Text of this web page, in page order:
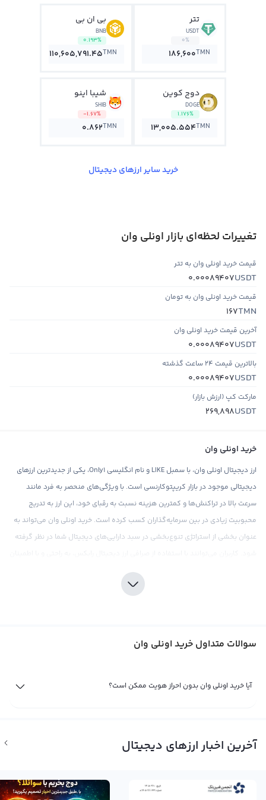
تتر
USDT
0%
186,600TMN
بی ان بی
BNB
0.193%
110,605,791.45TMN
دوج کوین
DOGE
1.176%
13,005.554TMN
شیبا اینو
SHIB
-1.67%
0.862TMN
خرید سایر ارزهای دیجیتال
تغییرات لحظه‌ای بازار اونلی وان
قیمت خرید اونلی وان به تتر
USDT
0.00089407
قیمت خرید اونلی وان به تومان
TMN
167
آخرین قیمت خرید اونلی وان
USDT
0.00089407
بالاترین قیمت ۲۴ ساعت گذشته
USDT
0.00089407
مارکت کپ (ارزش بازار)
USDT
269,898
خرید اونلی وان
ارز دیجیتال اونلی وان، با سمبل LIKE و نام انگلیسی Only1، یکی از جدیدترین ارزهای
دیجیتالی موجود در بازار کریپتوکارنسی است. با ویژگی‌های منحصر به فرد مانند
سرعت بالا در تراکنش‌ها و کمترین هزینه نسبت به رقبای خود، این ارز به تدریج
محبوبیت زیادی در بین سرمایه‌گذاران کسب کرده است. خرید اونلی وان می‌تواند به
عنوان بخشی از استراتژی تنوع‌بخشی در سبد دارایی‌های دیجیتال شما در نظر گرفته
خاطر اونلی وان را خریداری کنند، زیرا این صرافی با ارائه قیمت‌های رقابتی و کارمزد
پایین، تجربه خریدی مناسب و کارآمد را برای کاربران خود فراهم می‌کند.
در بازار کریپتوکارنسی، تحقیقات دقیق و شناخت عمیق از بازار قبل از خرید اونلی وان
جدیدا در بازار ارزهای دیجیتال نمونه‌گیری و تداول شده است. اگر با بررسی نمودارهای
سوالات متداول خرید اونلی وان
آیا خرید اونلی وان بدون احراز هویت ممکن است؟
آخرین اخبار ارزهای دیجیتال